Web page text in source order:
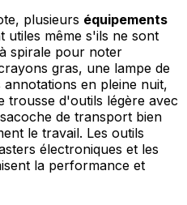
plusieurs équipements
utiles même s'ils ne sont
spirale pour noter
gras, une lampe de
en pleine nuit,
trousse d'outils légère avec
de transport bien
le travail. Les outils
électroniques et les
la performance et